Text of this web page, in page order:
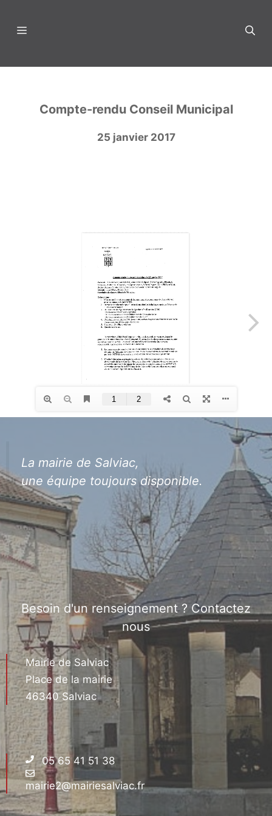
contenu
Menu
Compte-rendu Conseil Municipal
25 janvier 2017
La mairie de Salviac,
une équipe toujours disponible.
Besoin d'un renseignement ? Contactez
nous
Mairie de Salviac
Place de la mairie
46340 Salviac
05 65 41 51 38
mairie2@mairiesalviac.fr